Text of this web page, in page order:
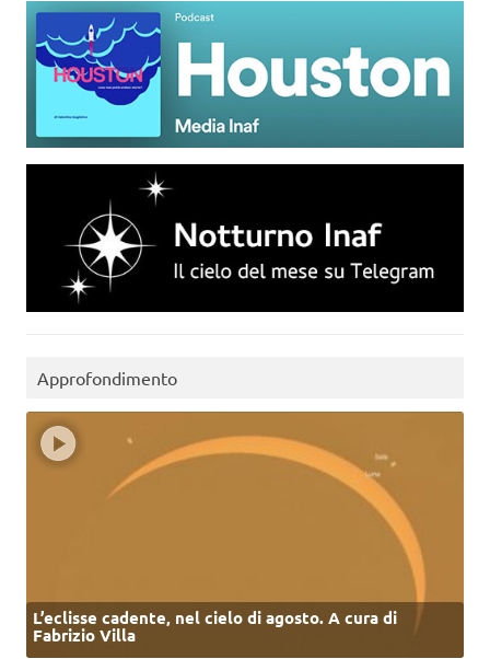
Approfondimento
L’eclisse cadente, nel cielo di agosto. A cura di
Fabrizio Villa